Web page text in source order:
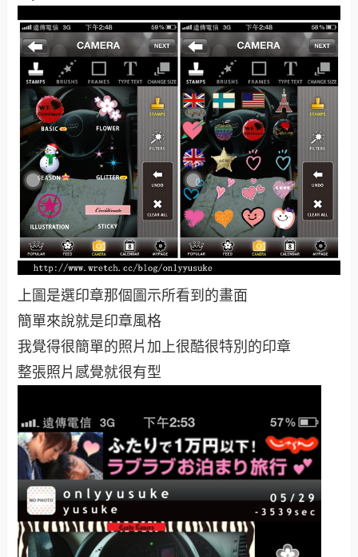
上圖是選印章那個圖示所看到的畫面
簡單來說就是印章風格
我覺得很簡單的照片加上很酷很特別的印章
整張照片感覺就很有型